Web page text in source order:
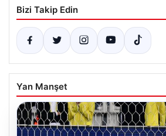
Bizi Takip Edin
Yan Manşet